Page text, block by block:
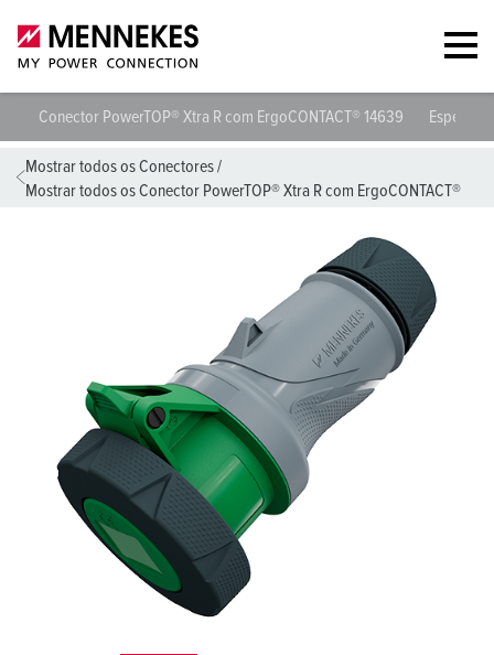
Conector PowerTOP® Xtra R com ErgoCONTACT® 14639
Mostrar todos os Conectores/
Mostrar todos os Conector PowerTOP® Xtra R com ErgoCONTACT®